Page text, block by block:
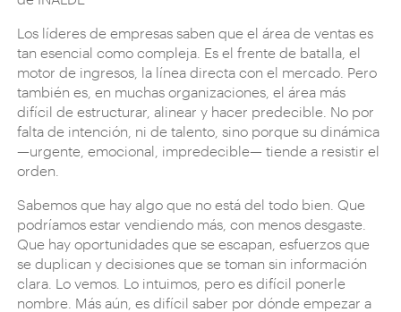
Los líderes de empresas saben que el área de ventas es
tan esencial como compleja. Es el frente de batalla, el
motor de ingresos, la línea directa con el mercado. Pero
también es, en muchas organizaciones, el área más
difícil de estructurar, alinear y hacer predecible. No por
falta de intención, ni de talento, sino porque su dinámica
—urgente, emocional, impredecible— tiende a resistir el
orden.
Sabemos que hay algo que no está del todo bien. Que
podríamos estar vendiendo más, con menos desgaste.
Que hay oportunidades que se escapan, esfuerzos que
se duplican y decisiones que se toman sin información
clara. Lo vemos. Lo intuimos, pero es difícil ponerle
nombre. Más aún, es difícil saber por dónde empezar a